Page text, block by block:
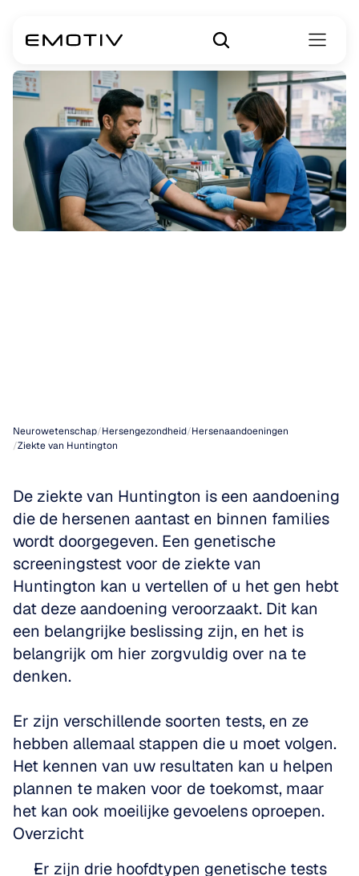
Neurowetenschap/Hersengezondheid/Hersenaandoeningen
/Ziekte van Huntington
De ziekte van Huntington is een aandoening
die de hersenen aantast en binnen families
wordt doorgegeven. Een genetische
screeningstest voor de ziekte van
Huntington kan u vertellen of u het gen hebt
dat deze aandoening veroorzaakt. Dit kan
een belangrijke beslissing zijn, en het is
belangrijk om hier zorgvuldig over na te
denken.
Er zijn verschillende soorten tests, en ze
hebben allemaal stappen die u moet volgen.
Het kennen van uw resultaten kan u helpen
plannen te maken voor de toekomst, maar
het kan ook moeilijke gevoelens oproepen.
Overzicht
Er zijn drie hoofdtypen genetische tests